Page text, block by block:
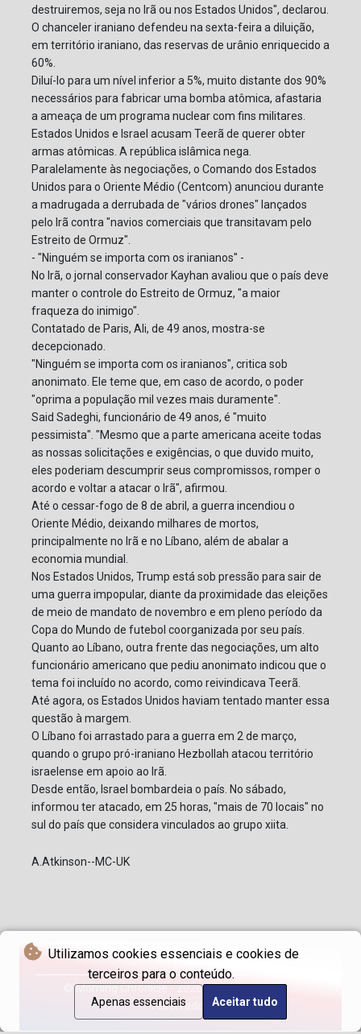
Utilizamos cookies essenciais e cookies de
terceiros para o conteúdo.
Apenas essenciais Aceitar tudo
destruiremos, seja no Irã ou nos Estados Unidos", declarou.
O chanceler iraniano defendeu na sexta-feira a diluição,
em território iraniano, das reservas de urânio enriquecido a
60%.
Diluí-lo para um nível inferior a 5%, muito distante dos 90%
necessários para fabricar uma bomba atômica, afastaria
a ameaça de um programa nuclear com fins militares.
Estados Unidos e Israel acusam Teerã de querer obter
armas atômicas. A república islâmica nega.
Paralelamente às negociações, o Comando dos Estados
Unidos para o Oriente Médio (Centcom) anunciou durante
a madrugada a derrubada de "vários drones" lançados
pelo Irã contra "navios comerciais que transitavam pelo
Estreito de Ormuz".
- "Ninguém se importa com os iranianos" -
No Irã, o jornal conservador Kayhan avaliou que o país deve
manter o controle do Estreito de Ormuz, "a maior
fraqueza do inimigo".
Contatado de Paris, Ali, de 49 anos, mostra-se
decepcionado.
"Ninguém se importa com os iranianos", critica sob
anonimato. Ele teme que, em caso de acordo, o poder
"oprima a população mil vezes mais duramente".
Said Sadeghi, funcionário de 49 anos, é "muito
pessimista". "Mesmo que a parte americana aceite todas
as nossas solicitações e exigências, o que duvido muito,
eles poderiam descumprir seus compromissos, romper o
acordo e voltar a atacar o Irã", afirmou.
Até o cessar-fogo de 8 de abril, a guerra incendiou o
Oriente Médio, deixando milhares de mortos,
principalmente no Irã e no Líbano, além de abalar a
economia mundial.
Nos Estados Unidos, Trump está sob pressão para sair de
uma guerra impopular, diante da proximidade das eleições
de meio de mandato de novembro e em pleno período da
Copa do Mundo de futebol coorganizada por seu país.
Quanto ao Líbano, outra frente das negociações, um alto
funcionário americano que pediu anonimato indicou que o
tema foi incluído no acordo, como reivindicava Teerã.
Até agora, os Estados Unidos haviam tentado manter essa
questão à margem.
O Líbano foi arrastado para a guerra em 2 de março,
quando o grupo pró-iraniano Hezbollah atacou território
israelense em apoio ao Irã.
Desde então, Israel bombardeia o país. No sábado,
informou ter atacado, em 25 horas, "mais de 70 locais" no
sul do país que considera vinculados ao grupo xiita.
A.Atkinson--MC-UK
© Morning Chronicle - 2026 - Todos os direitos
reservados